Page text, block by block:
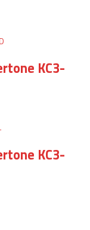
KC3-
KC3-